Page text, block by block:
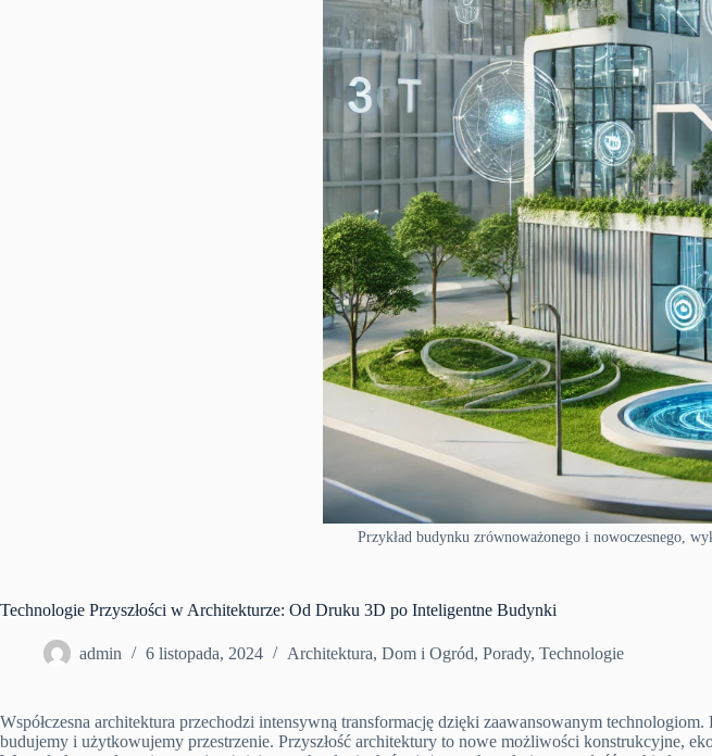
Przykład budynku zrównoważonego i nowoczesnego,
Technologie Przyszłości w Architekturze: Od Druku 3D po Inteligentne Budynki
admin 6 listopada, 2024 Architektura, Dom i Ogród, Porady, Technologie
Współczesna architektura przechodzi intensywną transformację dzięki zaawansowanym
budujemy i użytkowujemy przestrzenie. Przyszłość architektury to nowe możliwości konstrukcyjne,